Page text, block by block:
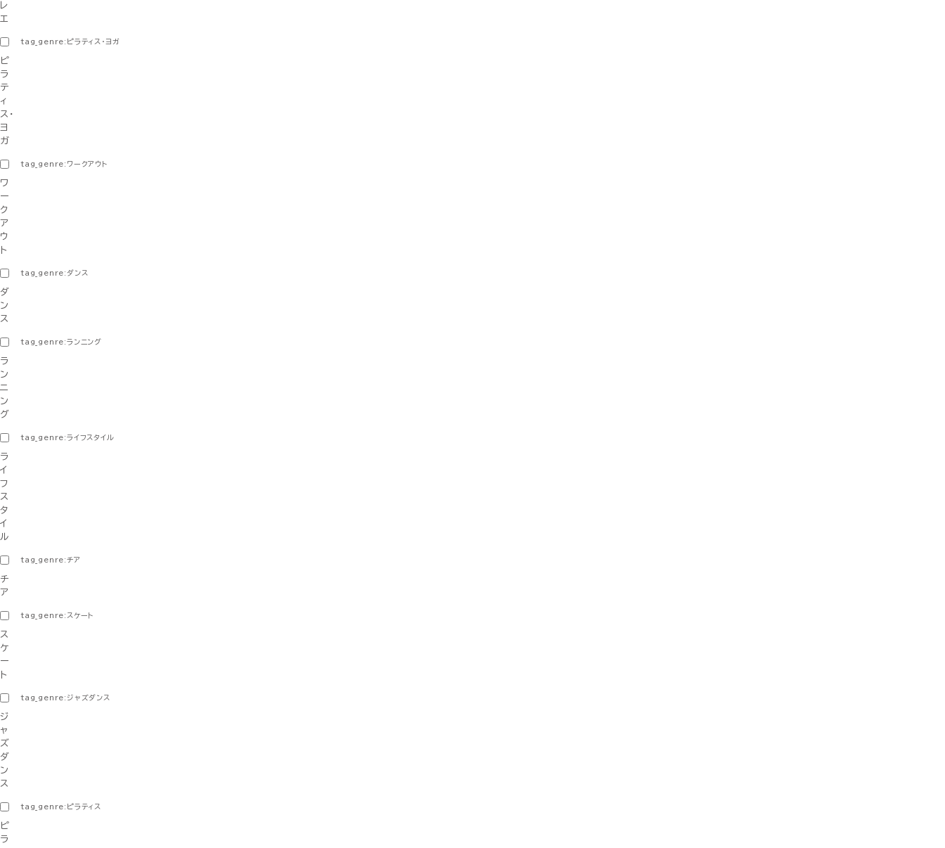
レ
エ
tag_genre:ピラティス・ヨガ
ピ
ラ
テ
ィ
ス・
ヨ
ガ
tag_genre:ワークアウト
ワ
ー
ク
ア
ウ
ト
tag_genre:ダンス
ダ
ン
ス
tag_genre:ランニング
ラ
ン
ニ
ン
グ
tag_genre:ライフスタイル
ラ
イ
フ
ス
タ
イ
ル
tag_genre:チア
チ
ア
tag_genre:スケート
ス
ケ
ー
ト
tag_genre:ジャズダンス
ジ
ャ
ズ
ダ
ン
ス
tag_genre:ピラティス
ピ
ラ